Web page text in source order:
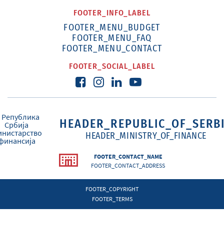
FOOTER_INFO_LABEL
FOOTER_MENU_BUDGET
FOOTER_MENU_FAQ
FOOTER_MENU_CONTACT
FOOTER_SOCIAL_LABEL
HEADER_MINISTRY_OF_FINANCE
FOOTER_CONTACT_NAME
FOOTER_CONTACT_ADDRESS
FOOTER_COPYRIGHT
FOOTER_TERMS